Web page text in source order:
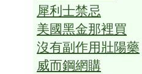
犀利士禁忌
美國黑金那裡買
沒有副作用壯陽藥
威而鋼網購